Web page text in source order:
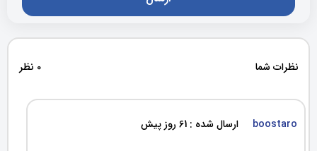
نظرات شما 0 نظر
boostaro ارسال شده : 61 روز پیش